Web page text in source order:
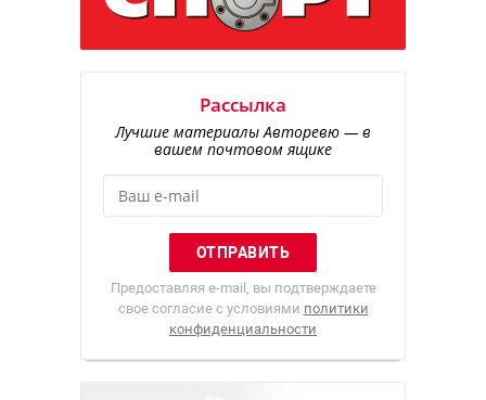
Рассылка
Лучшие материалы Авторевю — в
вашем почтовом ящике
Предоставляя e-mail, вы подтверждаете
свое согласие с условиями политики
конфиденциальности